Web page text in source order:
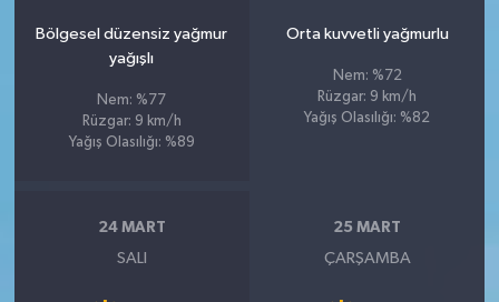
Bölgesel düzensiz yağmur
yağışlı
Nem: %77
Rüzgar: 9 km/h
Yağış Olasılığı: %89
Orta kuvvetli yağmurlu
Nem: %72
Rüzgar: 9 km/h
Yağış Olasılığı: %82
24 MART
SALI
25 MART
ÇARŞAMBA